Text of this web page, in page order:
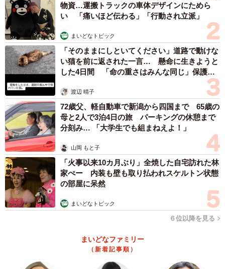
5/5
こちらがオリジナルの「新人新聞」（提供画像）
同社が新人専用日本酒を発売するのは2年目。2021年向け
に、使用するお米やパッケージを一部リニューアルしまし
た。同社が実施したSNSアンケートでは、コロナで生活環
境が大きく変わったと回答した人が75％いたそうです。
「人との接触が制限され、お酒を酌み交わしながら絆を深
める場も控える現状が未だ続く日々。先の見えない世の中
でもたくましく生きる『新人』に、このお酒でエールを送
ります」と同社は述べています。
2月22日(月)より販売開始で、ただいま同社オンラインショ
■天寿酒造株式会社オンラインショップ
物資…運搬トラックの車体デザインにためら
い 「痛いほど伝わる」「行動され立派」
まいどなトピック
「そのままにしといてください」道路で動けな
い猫を前に返された一言… 懸命に生きようと
した4日間 「命の重さはみんな同じ」保護団
渡辺 晴子
72歳父、軽自動車で新潟から四国まで 65歳の
母と2人で3泊4日の旅 パーキングの休憩まで
分刻み… 「大学生でも組まねえよ！」
山岡 もと子
「火事以来10カ月ぶり」全焼した自宅訪れた林
家ぺー 内装も壁も取り払われスケルトン状態
の部屋に呆然
まいどなトピック
６位以降を見る
まいどなファミリー
（新着記事順）